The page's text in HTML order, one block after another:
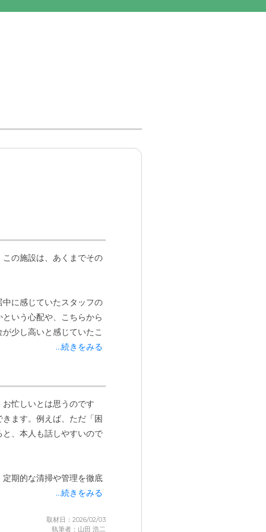
の施設は、あくまでその
に感じていたスタッフの
いう心配や、こちらから
少し高いと感じていたこ
...続きをみる
忙しいとは思うのです
ます。例えば、ただ「困
、本人も話しやすいので
定期的な清掃や管理を徹底
...続きをみる
取材日：2026/02/03
執筆者：山田 浩二